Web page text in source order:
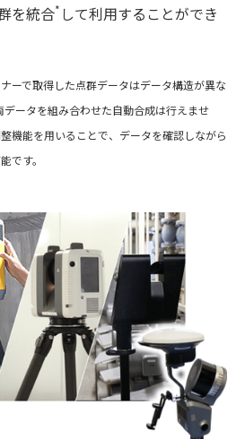
を統合* して利用することができ
ーで取得した点群データはデータ構造が異な
ータを組み合わせた自動合成は行えませ
機能を用いることで、データを確認しながら
です。